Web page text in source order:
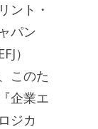
ント・
パン
）
このた
企業エ
ジカ